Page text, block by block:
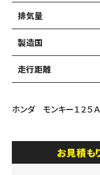
排気量
製造国
走行距離
ホンダ モンキー１２５
お見積も